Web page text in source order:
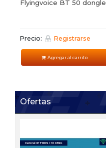
Flyingvoice BT 50 dongle
Precio: Registrarse
Agregar al carrito
Ofertas